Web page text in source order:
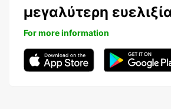
μεγαλύτερη
For more information